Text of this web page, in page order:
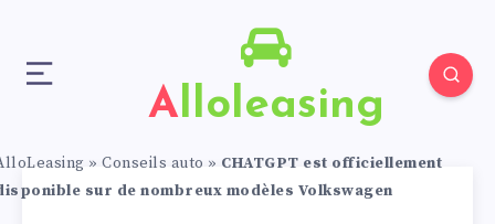
Alloleasing
» Conseils auto » CHATGPT est officiellement
sur de nombreux modèles Volkswagen